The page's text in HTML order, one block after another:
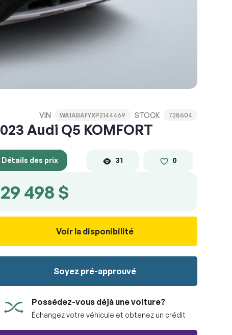
STOCK 728604
VIN WA1ABAFYXP2144469
Audi Q5 KOMFORT
Détails des prix 0
31
29 498 $
Voir la disponibilité
Soyez pré-approuvé
Possédez-vous déjà une voiture?
Échangez votre véhicule et obtenez un crédit